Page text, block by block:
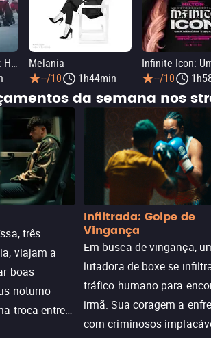
Fenômeno no Gelo: Hóquei na Guerra Fria
Melania
--/10
1h44min
--/10
da semana nos
três
viajam a
boas
noturno
troca entre
Infiltrada: Golpe de
Vingança
Em busca de vingança,
lutadora de boxe se
tráfico humano para
irmã. Sua coragem a
com criminosos